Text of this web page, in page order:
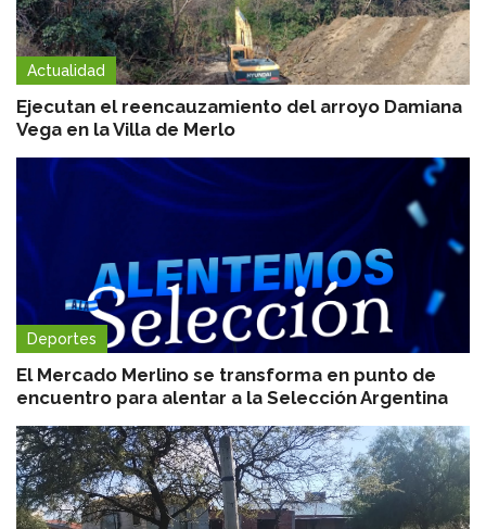
Actualidad
Ejecutan el reencauzamiento del arroyo Damiana
Vega en la Villa de Merlo
Deportes
El Mercado Merlino se transforma en punto de
encuentro para alentar a la Selección Argentina